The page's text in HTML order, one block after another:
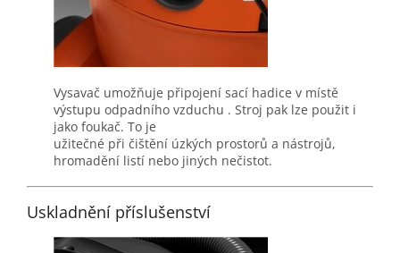
Vysavač umožňuje připojení sací hadice v místě
výstupu odpadního vzduchu . Stroj pak lze použit i
jako foukač. To je
užitečné při čištění úzkých prostorů a nástrojů,
hromadění listí nebo jiných nečistot.
Uskladnění příslušenství